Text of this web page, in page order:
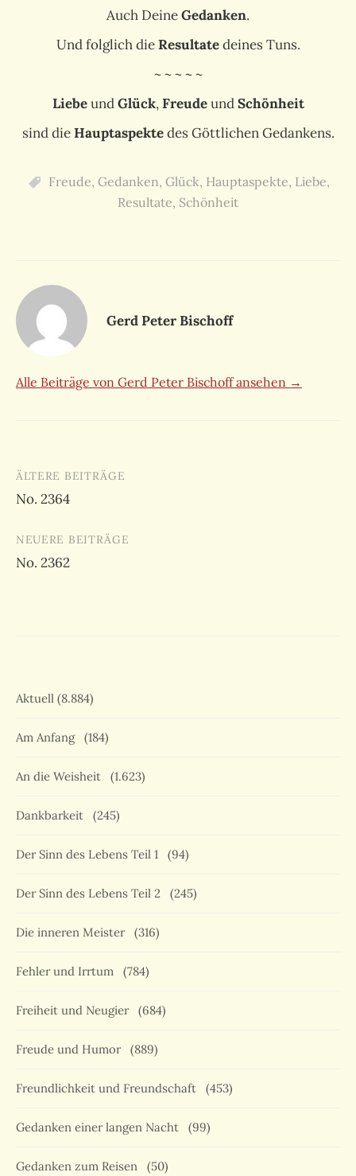
Auch DeineGedanken.
Und folglich dieResultatedeines Tuns.
~ ~ ~ ~ ~
LiebeundGlück,FreudeundSchönheit
sind dieHauptaspektedes Göttlichen Gedankens.
Freude, Gedanken, Glück, Hauptaspekte, Liebe,
Resultate, Schönheit
Gerd Peter Bischoff
Alle Beiträge von Gerd Peter Bischoff ansehen →
Beitragsnavigation
ÄLTERE BEITRÄGE
No. 2364
NEUERE BEITRÄGE
No. 2362
Aktuell (8.884)
Am Anfang (184)
An die Weisheit (1.623)
Dankbarkeit (245)
Der Sinn des Lebens Teil 1 (94)
Der Sinn des Lebens Teil 2 (245)
Die inneren Meister (316)
Fehler und Irrtum (784)
Freiheit und Neugier (684)
Freude und Humor (889)
Freundlichkeit und Freundschaft (453)
Gedanken einer langen Nacht (99)
Gedanken zum Reisen (50)